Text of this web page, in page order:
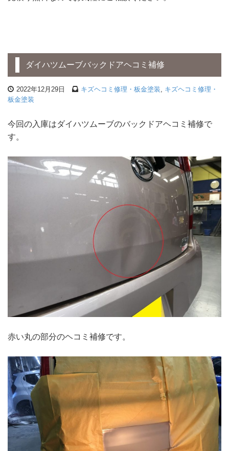
ダイハツムーブバックドアヘコミ補修
2022年12月29日 キズヘコミ修理・板金塗装, キズヘコミ修理・
板金塗装
今回の入庫はダイハツムーブのバックドアヘコミ補修で
す。
赤い丸の部分のヘコミ補修です。